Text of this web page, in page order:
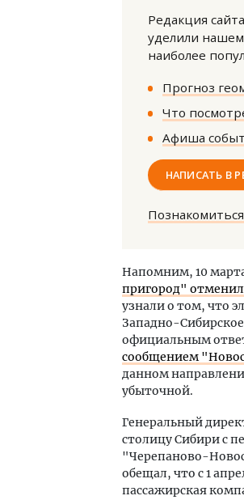
Редакция
уделили
наиболее
Прогноз
Что
Афиша
НАПИСАТЬ В
Напомним, 10 марта
пригород" отменил
узнали о том, что
Западно-
официальным
сообщением
данном
убыточной.
Генеральный
столицу Сибири с
"Черепаново-
обещал, что с 1
пассажирская